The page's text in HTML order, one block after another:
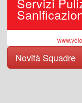
Novità Squadre